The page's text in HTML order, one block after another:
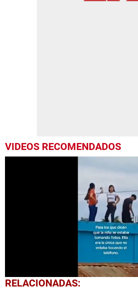
VIDEOS RECOMENDADOS
0
seconds
RELACIONADAS: